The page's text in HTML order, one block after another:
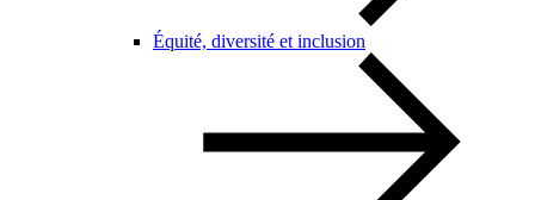
Équité, diversité et inclusion